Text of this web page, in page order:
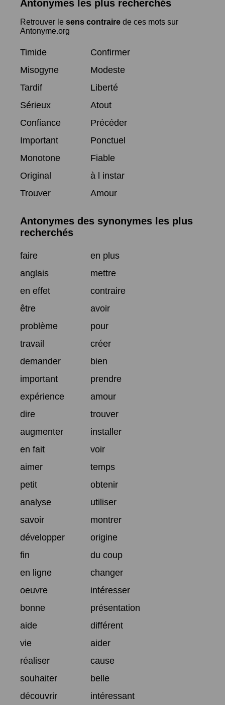
Antonymes les plus recherchés
Retrouver le sens contraire de ces mots sur
Antonyme.org
Timide
Confirmer
Misogyne
Modeste
Tardif
Liberté
Sérieux
Atout
Confiance
Précéder
Important
Ponctuel
Monotone
Fiable
Original
à l instar
Trouver
Amour
Antonymes des synonymes les plus
recherchés
faire
en plus
anglais
mettre
en effet
contraire
être
avoir
problème
pour
travail
créer
demander
bien
important
prendre
expérience
amour
dire
trouver
augmenter
installer
en fait
voir
aimer
temps
petit
obtenir
analyse
utiliser
savoir
montrer
développer
origine
fin
du coup
en ligne
changer
oeuvre
intéresser
bonne
présentation
aide
différent
vie
aider
réaliser
cause
souhaiter
belle
découvrir
intéressant